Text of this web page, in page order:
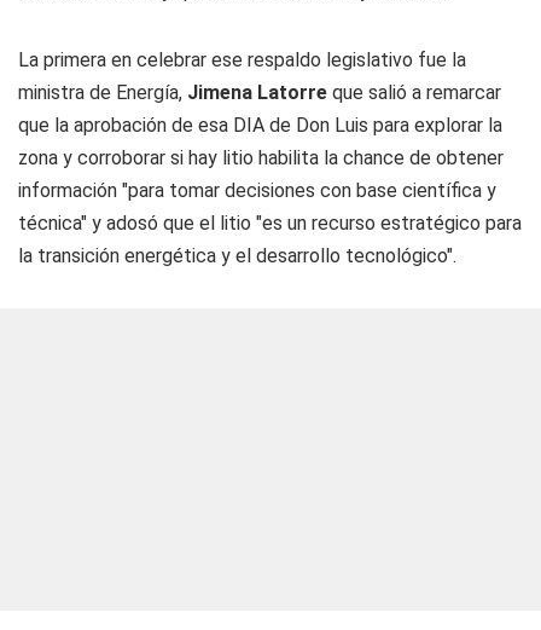
La primera en celebrar ese respaldo legislativo fue la
ministra de Energía, Jimena Latorre que salió a remarcar
que la aprobación de esa DIA de Don Luis para explorar la
zona y corroborar si hay litio habilita la chance de obtener
información "para tomar decisiones con base científica y
técnica" y adosó que el litio "es un recurso estratégico para
la transición energética y el desarrollo tecnológico".